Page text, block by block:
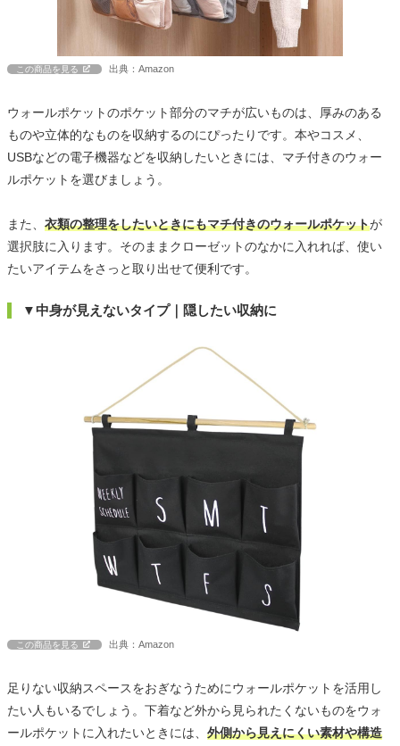
この商品を見る 出典：Amazon
ウォールポケットのポケット部分のマチが広いものは、厚みのある
ものや立体的なものを収納するのにぴったりです。本やコスメ、
USBなどの電子機器などを収納したいときには、マチ付きのウォー
ルポケットを選びましょう。
また、 衣類の整理をしたいときにもマチ付きのウォールポケットが
選択肢に入ります。そのままクローゼットのなかに入れれば、使い
たいアイテムをさっと取り出せて便利です。
▼中身が見えないタイプ｜隠したい収納に
この商品を見る 出典：Amazon
足りない収納スペースをおぎなうためにウォールポケットを活用し
たい人もいるでしょう。下着など外から見られたくないものをウォ
ールポケットに入れたいときには、 外側から見えにくい素材や構造